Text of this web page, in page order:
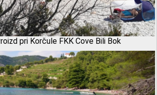
pri Korčule FKK Cove Bili Bok